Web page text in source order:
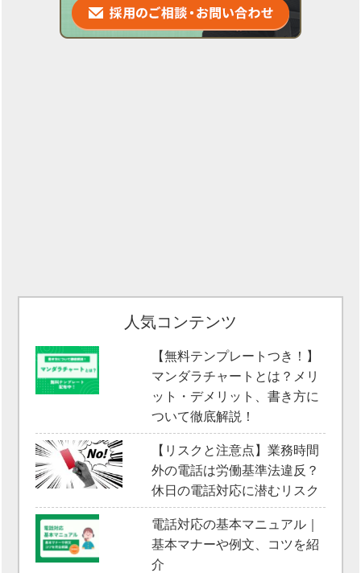
人気コンテンツ
【無料テンプレートつき！】
マンダラチャートとは？メリ
ット・デメリット、書き方に
ついて徹底解説！
【リスクと注意点】業務時間
外の電話は労働基準法違反？
休日の電話対応に潜むリスク
電話対応の基本マニュアル｜
基本マナーや例文、コツを紹
介